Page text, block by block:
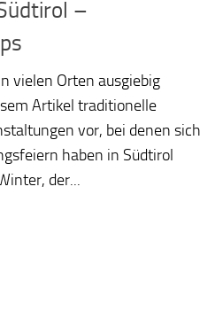
–
vielen Orten ausgiebig
Artikel traditionelle
vor, bei denen sich
haben in Südtirol
der...